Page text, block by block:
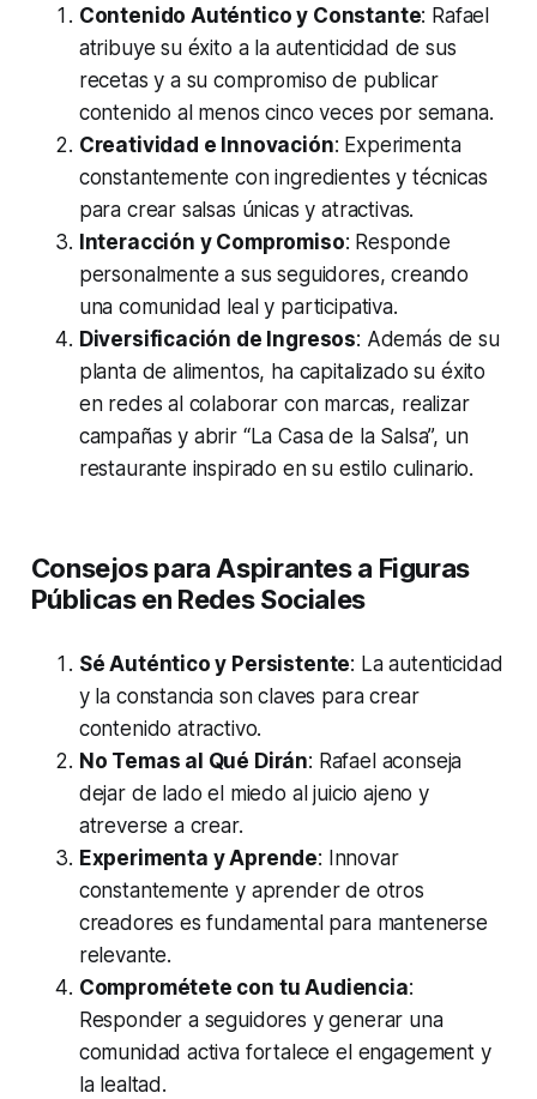
Contenido Auténtico y Constante: Rafael
atribuye su éxito a la autenticidad de sus
recetas y a su compromiso de publicar
contenido al menos cinco veces por semana.
Creatividad e Innovación: Experimenta
constantemente con ingredientes y técnicas
para crear salsas únicas y atractivas.
Interacción y Compromiso: Responde
personalmente a sus seguidores, creando
una comunidad leal y participativa.
Diversificación de Ingresos: Además de su
planta de alimentos, ha capitalizado su éxito
en redes al colaborar con marcas, realizar
campañas y abrir “La Casa de la Salsa”, un
restaurante inspirado en su estilo culinario.
Consejos para Aspirantes a Figuras
Públicas en Redes Sociales
Sé Auténtico y Persistente: La autenticidad
y la constancia son claves para crear
contenido atractivo.
No Temas al Qué Dirán: Rafael aconseja
dejar de lado el miedo al juicio ajeno y
atreverse a crear.
Experimenta y Aprende: Innovar
constantemente y aprender de otros
creadores es fundamental para mantenerse
relevante.
Comprométete con tu Audiencia:
Responder a seguidores y generar una
comunidad activa fortalece el engagement y
la lealtad.